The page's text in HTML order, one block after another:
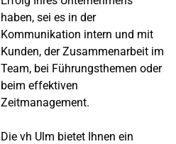
haben, sei es in der
Kommunikation intern und mit
Kunden, der Zusammenarbeit im
Team, bei Führungsthemen oder
beim effektiven
Zeitmanagement.
Die vh Ulm bietet Ihnen ein